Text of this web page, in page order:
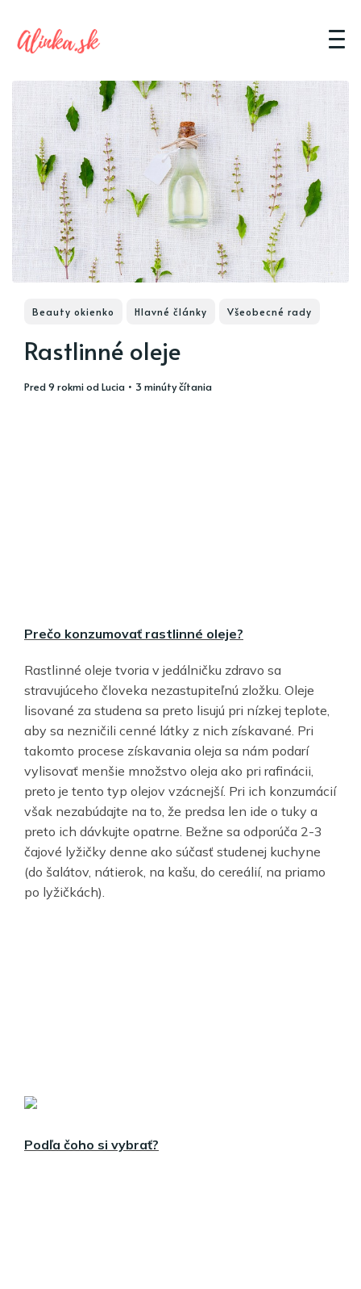
Beauty okienko Hlavné články Všeobecné rady
Rastlinné oleje
pred 9 rokmiodLucia • 3 minúty čítania
Prečo konzumovať rastlinné oleje?
Rastlinné oleje tvoria v jedálničku zdravo sa
stravujúceho človeka nezastupiteľnú zložku. Oleje
lisované za studena sa preto lisujú pri nízkej teplote,
aby sa nezničili cenné látky z nich získavané. Pri
takomto procese získavania oleja sa nám podarí
vylisovať menšie množstvo oleja ako pri rafinácii,
preto je tento typ olejov vzácnejší. Pri ich konzumácií
však nezabúdajte na to, že predsa len ide o tuky a
preto ich dávkujte opatrne. Bežne sa odporúča 2-3
čajové lyžičky denne ako súčasť studenej kuchyne
(do šalátov, nátierok, na kašu, do cereálií, na priamo
po lyžičkách).
Podľa čoho si vybrať?